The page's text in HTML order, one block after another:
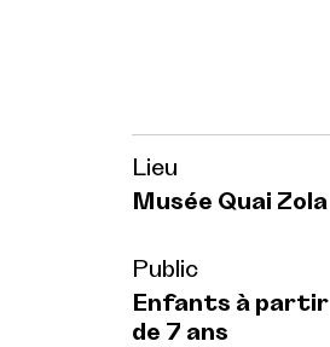
Lieu
Musée Quai Zola
Public
Enfants à partir
de 7 ans